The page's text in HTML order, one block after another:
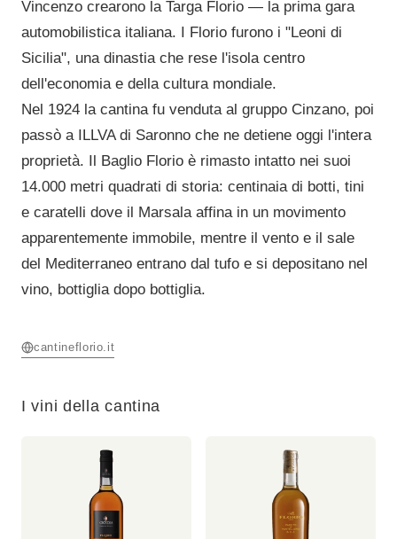
Vincenzo crearono la Targa Florio — la prima gara
automobilistica italiana. I Florio furono i "Leoni di
Sicilia", una dinastia che rese l'isola centro
dell'economia e della cultura mondiale.
Nel 1924 la cantina fu venduta al gruppo Cinzano, poi
passò a ILLVA di Saronno che ne detiene oggi l'intera
proprietà. Il Baglio Florio è rimasto intatto nei suoi
14.000 metri quadrati di storia: centinaia di botti, tini
e caratelli dove il Marsala affina in un movimento
apparentemente immobile, mentre il vento e il sale
del Mediterraneo entrano dal tufo e si depositano nel
vino, bottiglia dopo bottiglia.
cantineflorio.it
I vini della cantina